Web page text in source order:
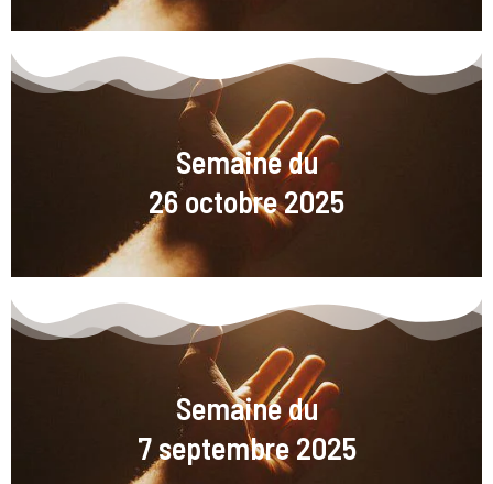
Semaine du
26 octobre 2025
Semaine du
7 septembre 2025